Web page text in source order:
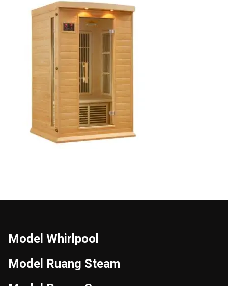
Model Whirlpool
Model Ruang Steam